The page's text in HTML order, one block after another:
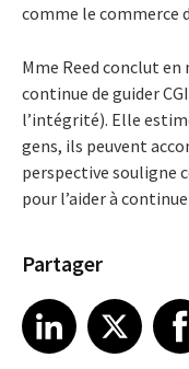
comme le commerce
Mme Reed conclut
continue de guider
l’intégrité). Elle
gens, ils peuvent
perspective souligne
pour l’aider à
Partager
Share article on LinkedIn
LinkedIn
Share article on XShare